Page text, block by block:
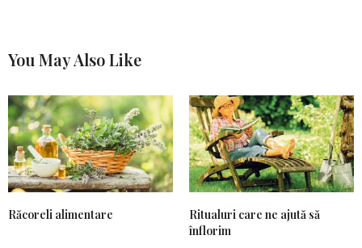
You May Also Like
Răcoreli alimentare
Ritualuri care ne ajută să
înflorim